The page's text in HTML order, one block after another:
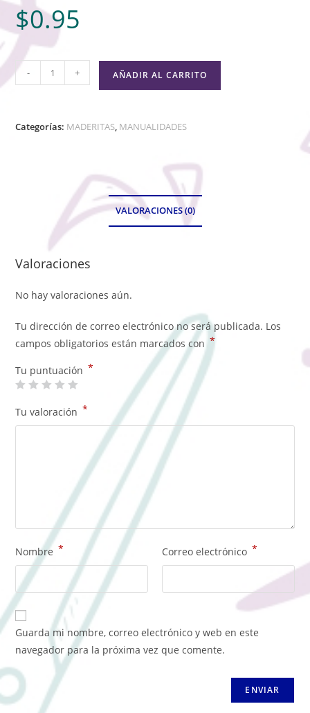
$0.95
- + AÑADIR AL CARRITO
Categorías: MADERITAS, MANUALIDADES
VALORACIONES (0)
Valoraciones
No hay valoraciones aún.
Tu dirección de correo electrónico no será publicada. Los
campos obligatorios están marcados con *
Tu puntuación *
Tu valoración *
Nombre * Correo electrónico *
Guarda mi nombre, correo electrónico y web en este
navegador para la próxima vez que comente.